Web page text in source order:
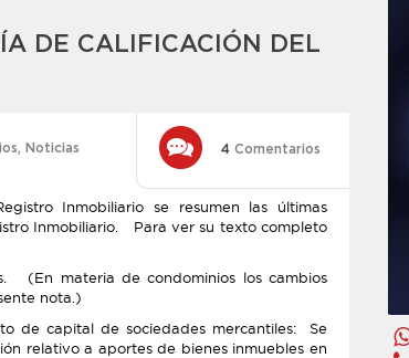
DE CALIFICACIÓN DEL
, Noticias
4 Comentarios
Inmobiliario se resumen las últimas
Inmobiliario. Para ver su texto completo
(En materia de condominios los cambios
nota.)
de capital de sociedades mercantiles: Se
relativo a aportes de bienes inmuebles en